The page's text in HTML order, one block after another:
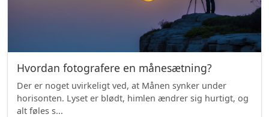
Hvordan fotografere en månesætning?
Der er noget uvirkeligt ved, at Månen synker under
horisonten. Lyset er blødt, himlen ændrer sig hurtigt, og
alt føles s...